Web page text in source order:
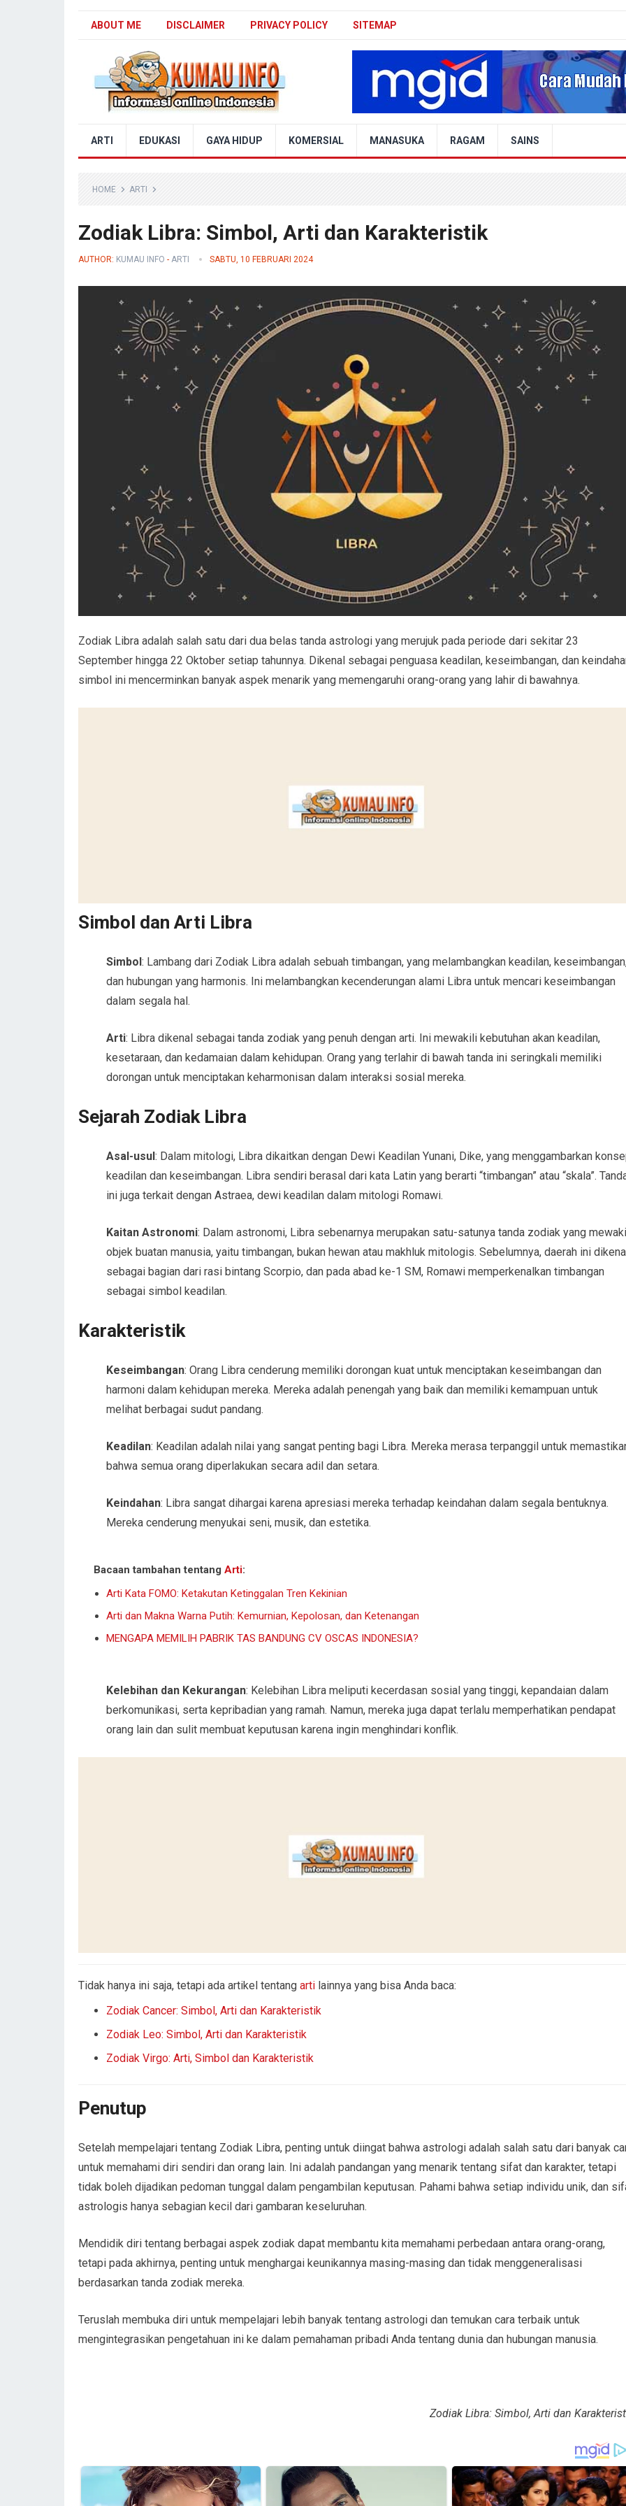
ABOUT ME DISCLAIMER PRIVACY POLICY SITEMAP
ARTI EDUKASI GAYA HIDUP KOMERSIAL MANASUKA RAGAM SAINS
HOME ARTI
Zodiak Libra: Simbol, Arti dan Karakteristik
AUTHOR: KUMAU INFO - ARTI SABTU, 10 FEBRUARI 2024
Zodiak Libra adalah salah satu dari dua belas tanda astrologi yang merujuk pada periode dari sekitar 23
September hingga 22 Oktober setiap tahunnya. Dikenal sebagai penguasa keadilan, keseimbangan, dan
simbol ini mencerminkan banyak aspek menarik yang memengaruhi orang-orang yang lahir di bawahnya.
Simbol dan Arti Libra
Simbol: Lambang dari Zodiak Libra adalah sebuah timbangan, yang melambangkan keadilan,
dan hubungan yang harmonis. Ini melambangkan kecenderungan alami Libra untuk mencari keseimbangan
dalam segala hal.
Arti: Libra dikenal sebagai tanda zodiak yang penuh dengan arti. Ini mewakili kebutuhan akan keadilan,
kesetaraan, dan kedamaian dalam kehidupan. Orang yang terlahir di bawah tanda ini seringkali memiliki
dorongan untuk menciptakan keharmonisan dalam interaksi sosial mereka.
Sejarah Zodiak Libra
Asal-usul: Dalam mitologi, Libra dikaitkan dengan Dewi Keadilan Yunani, Dike, yang menggambarkan
keadilan dan keseimbangan. Libra sendiri berasal dari kata Latin yang berarti “timbangan” atau “skala”.
ini juga terkait dengan Astraea, dewi keadilan dalam mitologi Romawi.
Kaitan Astronomi: Dalam astronomi, Libra sebenarnya merupakan satu-satunya tanda zodiak yang
objek buatan manusia, yaitu timbangan, bukan hewan atau makhluk mitologis. Sebelumnya, daerah ini
sebagai bagian dari rasi bintang Scorpio, dan pada abad ke-1 SM, Romawi memperkenalkan timbangan
sebagai simbol keadilan.
Karakteristik
Keseimbangan: Orang Libra cenderung memiliki dorongan kuat untuk menciptakan keseimbangan dan
harmoni dalam kehidupan mereka. Mereka adalah penengah yang baik dan memiliki kemampuan untuk
melihat berbagai sudut pandang.
Keadilan: Keadilan adalah nilai yang sangat penting bagi Libra. Mereka merasa terpanggil untuk
bahwa semua orang diperlakukan secara adil dan setara.
Keindahan: Libra sangat dihargai karena apresiasi mereka terhadap keindahan dalam segala bentuknya.
Mereka cenderung menyukai seni, musik, dan estetika.
Bacaan tambahan tentang Arti:
Arti Kata FOMO: Ketakutan Ketinggalan Tren Kekinian
Arti dan Makna Warna Putih: Kemurnian, Kepolosan, dan Ketenangan
MENGAPA MEMILIH PABRIK TAS BANDUNG CV OSCAS INDONESIA?
Kelebihan dan Kekurangan: Kelebihan Libra meliputi kecerdasan sosial yang tinggi, kepandaian dalam
berkomunikasi, serta kepribadian yang ramah. Namun, mereka juga dapat terlalu memperhatikan pendapat
orang lain dan sulit membuat keputusan karena ingin menghindari konflik.
Tidak hanya ini saja, tetapi ada artikel tentang arti lainnya yang bisa Anda baca:
Zodiak Cancer: Simbol, Arti dan Karakteristik
Zodiak Leo: Simbol, Arti dan Karakteristik
Zodiak Virgo: Arti, Simbol dan Karakteristik
Penutup
Setelah mempelajari tentang Zodiak Libra, penting untuk diingat bahwa astrologi adalah salah satu dari banyak
untuk memahami diri sendiri dan orang lain. Ini adalah pandangan yang menarik tentang sifat dan karakter, tetapi
tidak boleh dijadikan pedoman tunggal dalam pengambilan keputusan. Pahami bahwa setiap individu unik, dan
astrologis hanya sebagian kecil dari gambaran keseluruhan.
Mendidik diri tentang berbagai aspek zodiak dapat membantu kita memahami perbedaan antara orang-orang,
tetapi pada akhirnya, penting untuk menghargai keunikannya masing-masing dan tidak menggeneralisasi
berdasarkan tanda zodiak mereka.
Teruslah membuka diri untuk mempelajari lebih banyak tentang astrologi dan temukan cara terbaik untuk
mengintegrasikan pengetahuan ini ke dalam pemahaman pribadi Anda tentang dunia dan hubungan manusia.
Zodiak Libra: Simbol, Arti dan